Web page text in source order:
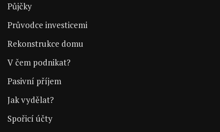
Půjčky
Průvodce investicemi
Rekonstrukce domu
V čem podnikat?
Pasivní příjem
Jak vydělat?
Spořicí účty